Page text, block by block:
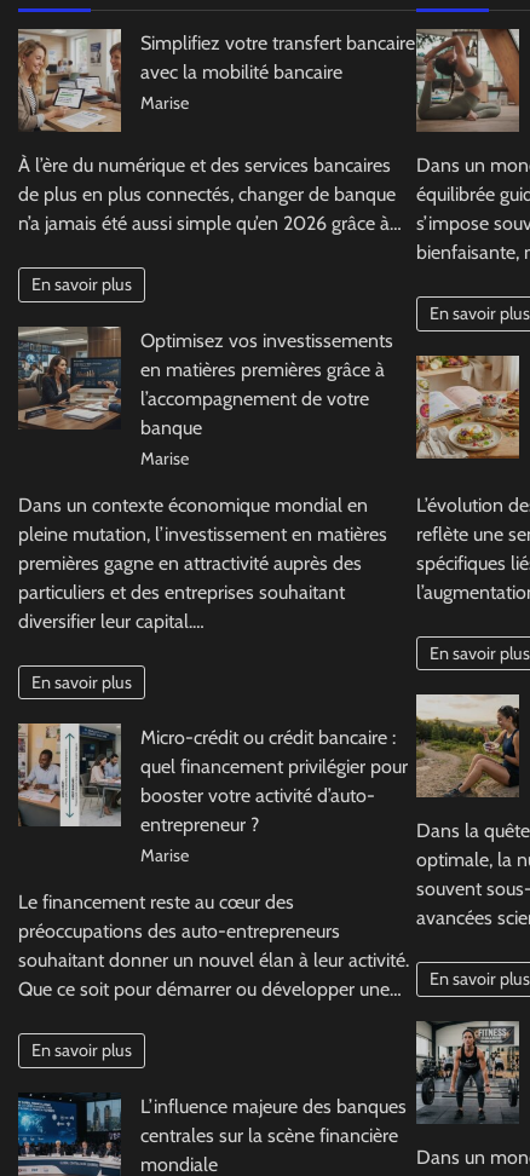
Simplifiez votre transfert bancaire
avec la mobilité bancaire
Marise
À l’ère du numérique et des services bancaires
de plus en plus connectés, changer de banque
n’a jamais été aussi simple qu’en 2026 grâce à…
En savoir plus
Optimisez vos investissements
en matières premières grâce à
l’accompagnement de votre
banque
Marise
Dans un contexte économique mondial en
pleine mutation, l’investissement en matières
premières gagne en attractivité auprès des
particuliers et des entreprises souhaitant
diversifier leur capital.…
En savoir plus
Micro-crédit ou crédit bancaire :
quel financement privilégier pour
booster votre activité d’auto-
entrepreneur ?
Marise
Le financement reste au cœur des
préoccupations des auto-entrepreneurs
souhaitant donner un nouvel élan à leur activité.
Que ce soit pour démarrer ou développer une…
En savoir plus
L’influence majeure des banques
centrales sur la scène financière
mondiale
Dans un
équilibrée
s’impose
bienfaisante,
En savoir plus
L’évolution
reflète une
spécifiques
En savoir plus
Dans la
optimale, la
souvent
avancées
En savoir plus
Dans un